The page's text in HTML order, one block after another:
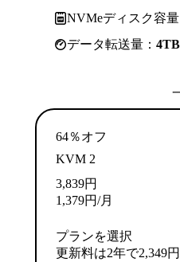
NVMeディスク容量
データ転送量： 4TB
64％オフ
KVM 2
3,839円
1,379円/月
プランを選択
更新料は2年で2,349